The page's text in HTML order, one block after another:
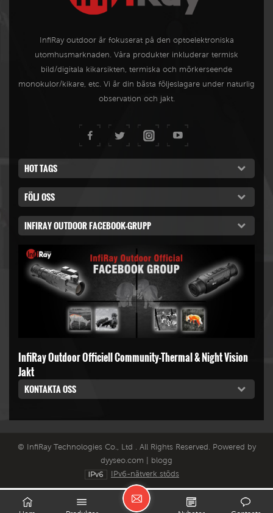
InfiRay outdoor är fokuserat på den optoelektroniska
utomhusmarknaden. Våra produkter inkluderar termisk
bild/digitala kikarsikten, termiska och mörkerseende
monokulor/kikare, etc. Vi är din bästa följeslagare under naturlig
observation och jakt.
HOT TAGS
FÖLJ OSS
INFIRAY OUTDOOR FACEBOOK-GRUPP
InfiRay Outdoor Officiell Community-Thermal & Night Vision
Jakt
KONTAKTA OSS
© InfiRay Technologies Co., Ltd . All Rights Reserved. Powered by
dyyseo.com
blogg
IPv6-nätverk stöds